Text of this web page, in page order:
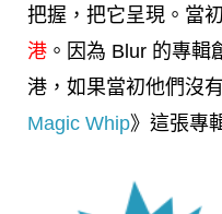
把握，把它呈現。當
港 。因為 Blur 的專輯
港，如果當初他們沒
Magic Whip》這張專